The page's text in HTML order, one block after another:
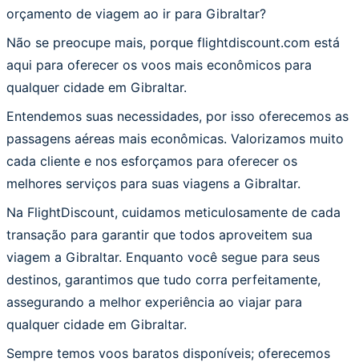
orçamento de viagem ao ir para Gibraltar?
Não se preocupe mais, porque flightdiscount.com está
aqui para oferecer os voos mais econômicos para
qualquer cidade em Gibraltar.
Entendemos suas necessidades, por isso oferecemos as
passagens aéreas mais econômicas. Valorizamos muito
cada cliente e nos esforçamos para oferecer os
melhores serviços para suas viagens a Gibraltar.
Na FlightDiscount, cuidamos meticulosamente de cada
transação para garantir que todos aproveitem sua
viagem a Gibraltar. Enquanto você segue para seus
destinos, garantimos que tudo corra perfeitamente,
assegurando a melhor experiência ao viajar para
qualquer cidade em Gibraltar.
Sempre temos voos baratos disponíveis; oferecemos